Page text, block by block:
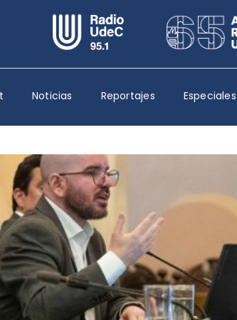
Escuchar Radio UdeC en vivo
Quiénes Somos
Programación
Podcast
Reportajes
Columnas
Música Clásica
Especiales
Noticias Reportajes Especiales